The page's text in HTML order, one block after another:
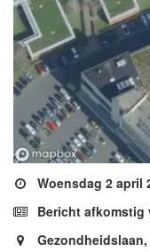
Woensdag 2 april
Bericht afkomstig
Gezondheidslaan,